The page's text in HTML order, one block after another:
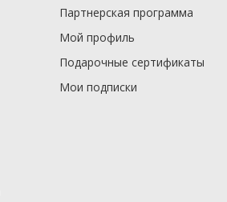
Партнерская программа
Мой профиль
Подарочные сертификаты
Мои подписки